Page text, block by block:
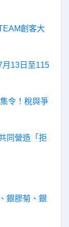
創客大
月13日至115
令！稅與爭
同營造「拒
銀膠菊、銀